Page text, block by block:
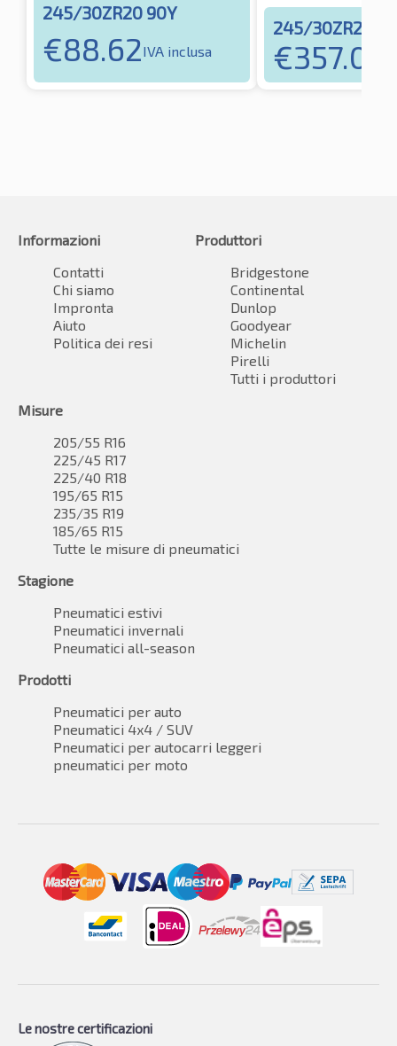
245/30ZR20 90Y
€88.62IVA inclusa
245/30ZR20
€357.02
Informazioni
Contatti
Chi siamo
Impronta
Aiuto
Politica dei resi
Produttori
Bridgestone
Continental
Dunlop
Goodyear
Michelin
Pirelli
Tutti i produttori
Misure
205/55 R16
225/45 R17
225/40 R18
195/65 R15
235/35 R19
185/65 R15
Tutte le misure di pneumatici
Stagione
Pneumatici estivi
Pneumatici invernali
Pneumatici all-season
Prodotti
Pneumatici per auto
Pneumatici 4x4 / SUV
Pneumatici per autocarri leggeri
pneumatici per moto
Le nostre certificazioni